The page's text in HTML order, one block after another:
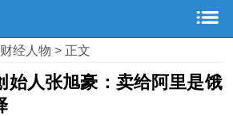
财经人物> 正文
始人张旭豪：卖给阿里是饿